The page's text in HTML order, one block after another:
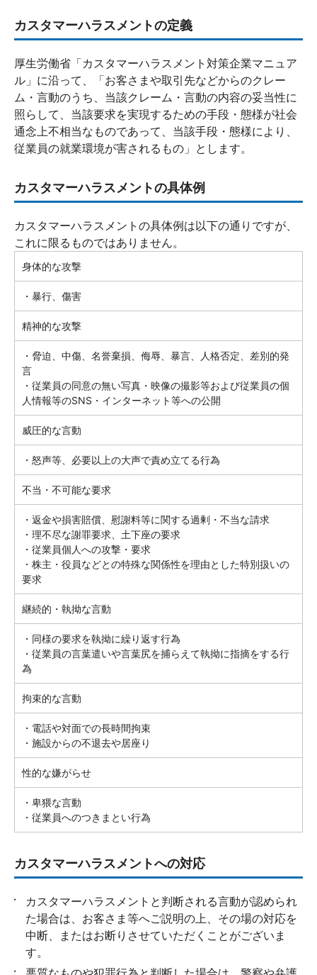
カスタマーハラスメントの定義
厚生労働省「カスタマーハラスメント対策企業マニュア
ル」に沿って、「お客さまや取引先などからのクレー
ム・言動のうち、当該クレーム・言動の内容の妥当性に
照らして、当該要求を実現するための手段・態様が社会
通念上不相当なものであって、当該手段・態様により、
従業員の就業環境が害されるもの」とします。
カスタマーハラスメントの具体例
カスタマーハラスメントの具体例は以下の通りですが、
これに限るものではありません。
身体的な攻撃
・暴行、傷害
精神的な攻撃
・脅迫、中傷、名誉棄損、侮辱、暴言、人格否定、差別的発
言
・従業員の同意の無い写真・映像の撮影等および従業員の個
人情報等のSNS・インターネット等への公開
威圧的な言動
・怒声等、必要以上の大声で責め立てる行為
不当・不可能な要求
・返金や損害賠償、慰謝料等に関する過剰・不当な請求
・理不尽な謝罪要求、土下座の要求
・従業員個人への攻撃・要求
・株主・役員などとの特殊な関係性を理由とした特別扱いの
要求
継続的・執拗な言動
・同様の要求を執拗に繰り返す行為
・従業員の言葉遣いや言葉尻を捕らえて執拗に指摘をする行
為
拘束的な言動
・電話や対面での長時間拘束
・施設からの不退去や居座り
性的な嫌がらせ
・卑猥な言動
・従業員へのつきまとい行為
カスタマーハラスメントへの対応
カスタマーハラスメントと判断される言動が認められ
た場合は、お客さま等へご説明の上、その場の対応を
中断、またはお断りさせていただくことがございま
す。